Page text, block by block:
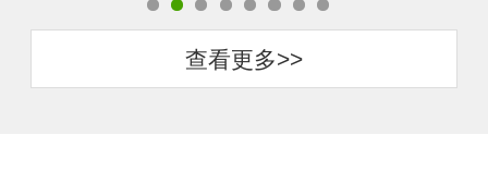
查看更多>>